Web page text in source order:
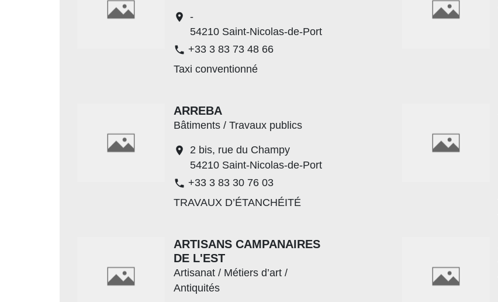
location_on -
54210 Saint-Nicolas-de-Port
phone +33 3 83 73 48 66
Taxi conventionné
ARREBA
Bâtiments / Travaux publics
location_on
2 bis, rue du Champy
54210 Saint-Nicolas-de-Port
phone +33 3 83 30 76 03
TRAVAUX D’ÉTANCHÉITÉ
ARTISANS CAMPANAIRES
DE L'EST
Artisanat / Métiers d’art /
Antiquités